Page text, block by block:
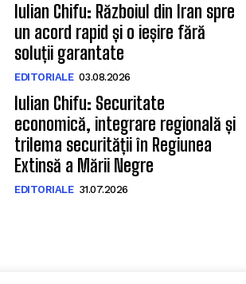
Iulian Chifu: Războiul din Iran spre
un acord rapid și o ieșire fără
soluții garantate
EDITORIALE 03.08.2026
Iulian Chifu: Securitate
economică, integrare regională și
trilema securității în Regiunea
Extinsă a Mării Negre
EDITORIALE 31.07.2026